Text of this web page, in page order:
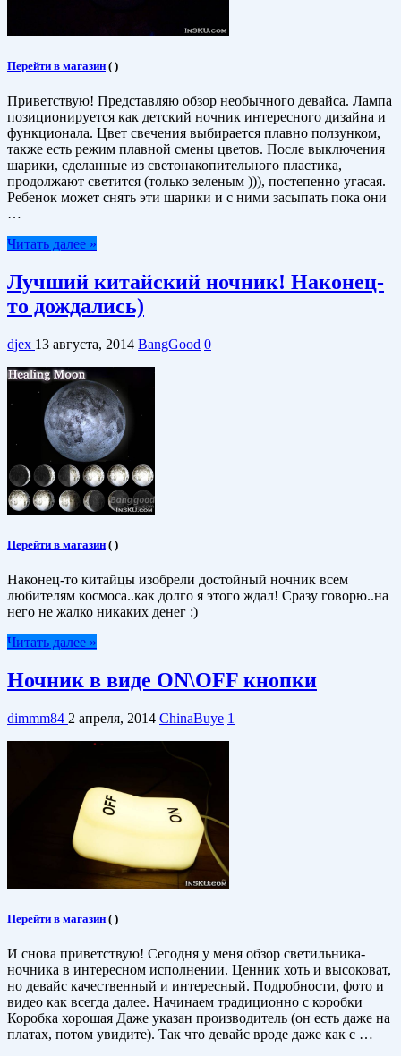
Перейти в магазин ( )
Приветствую! Представляю обзор необычного девайса. Лампа
позиционируется как детский ночник интересного дизайна и
функционала. Цвет свечения выбирается плавно ползунком,
также есть режим плавной смены цветов. После выключения
шарики, сделанные из светонакопительного пластика,
продолжают светится (только зеленым ))), постепенно угасая.
Ребенок может снять эти шарики и с ними засыпать пока они
…
Читать далее »
Лучший китайский ночник! Наконец-
то дождались)
djex 13 августа, 2014 BangGood 0
Перейти в магазин ( )
Наконец-то китайцы изобрели достойный ночник всем
любителям космоса..как долго я этого ждал! Сразу говорю..на
него не жалко никаких денег :)
Читать далее »
Ночник в виде ON\OFF кнопки
dimmm84 2 апреля, 2014 ChinaBuye 1
Перейти в магазин ( )
И снова приветствую! Сегодня у меня обзор светильника-
ночника в интересном исполнении. Ценник хоть и высоковат,
но девайс качественный и интересный. Подробности, фото и
видео как всегда далее. Начинаем традиционно с коробки
Коробка хорошая Даже указан производитель (он есть даже на
платах, потом увидите). Так что девайс вроде даже как с …